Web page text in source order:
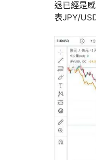
退已經是
表JPY/